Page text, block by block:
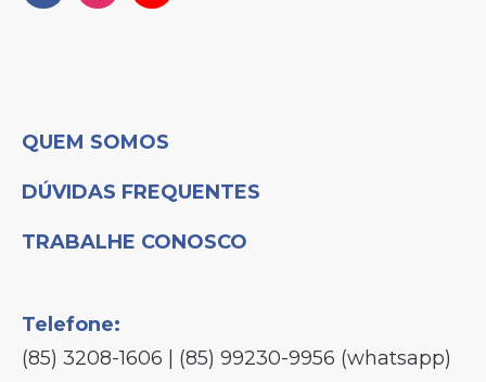
QUEM SOMOS
DÚVIDAS FREQUENTES
TRABALHE CONOSCO
Telefone:
(85) 3208-1606 | (85) 99230-9956 (whatsapp)